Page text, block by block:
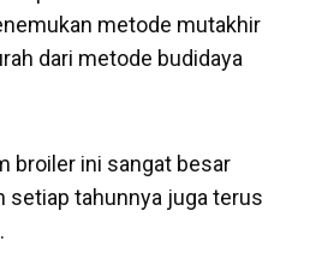
metode mutakhir
dari metode budidaya
broiler ini sangat besar
setiap tahunnya juga terus